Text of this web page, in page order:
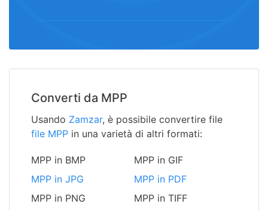
Converti da MPP
Usando Zamzar, è possibile convertire file
file MPP in una varietà di altri formati:
MPP in BMP
MPP in GIF
MPP in JPG
MPP in PDF
MPP in PNG
MPP in TIFF